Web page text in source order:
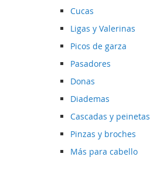
Cucas
Ligas y Valerinas
Picos de garza
Pasadores
Donas
Diademas
Cascadas y peinetas
Pinzas y broches
Más para cabello